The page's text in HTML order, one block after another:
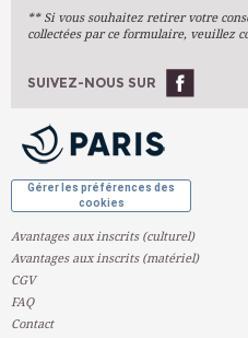
Arts Numériques
Ateliers À L'année
** Si vous souhaitez retirer votre
collectées par ce formulaire, veuillez
SUIVEZ-NOUS SUR
Gérer les préférences des
cookies
Avantages aux inscrits (culturel)
Avantages aux inscrits (matériel)
CGV
FAQ
Contact